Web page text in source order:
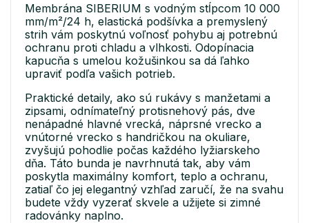
Membrána SIBERIUM s vodným stĺpcom 10 000
mm/m²/24 h, elastická podšívka a premyslený
strih vám poskytnú voľnosť pohybu aj potrebnú
ochranu proti chladu a vlhkosti. Odopínacia
kapucňa s umelou kožušinkou sa dá ľahko
upraviť podľa vašich potrieb.
Praktické detaily, ako sú rukávy s manžetami a
zipsami, odnímateľný protisnehový pás, dve
nenápadné hlavné vrecká, náprsné vrecko a
vnútorné vrecko s handričkou na okuliare,
zvyšujú pohodlie počas každého lyžiarskeho
dňa. Táto bunda je navrhnutá tak, aby vám
poskytla maximálny komfort, teplo a ochranu,
zatiaľ čo jej elegantný vzhľad zaručí, že na svahu
budete vždy vyzerať skvele a užijete si zimné
radovánky naplno.